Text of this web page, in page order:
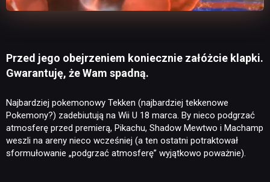
Przed jego obejrzeniem koniecznie załóżcie klapki.
Gwarantuję, że Wam spadną.
Najbardziej pokemonowy Tekken (najbardziej tekkenowe
Pokemony?) zadebiutują na Wii U 18 marca. By nieco podgrzać
atmosferę przed premierą, Pikachu, Shadow Mewtwo i Machamp
weszli na areny nieco wcześniej (a ten ostatni potraktował
sformułowanie „podgrzać atmosferę” wyjątkowo poważnie).